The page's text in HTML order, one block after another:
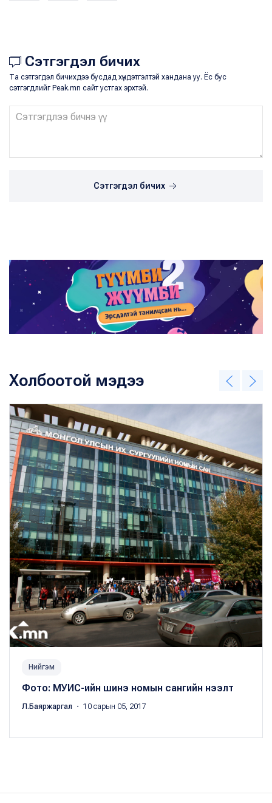
Сэтгэгдэл бичих
Та сэтгэгдэл бичихдээ бусдад хүндэтгэлтэй хандана уу. Ёс бус
сэтгэгдлийг Peak.mn сайт устгах эрхтэй.
Сэтгэгдэл бичих
Холбоотой мэдээ
Нийгэм
Фото: МУИС-ийн шинэ номын сангийн нээлт
Л.Баяржаргал ・ 10 сарын 05, 2017